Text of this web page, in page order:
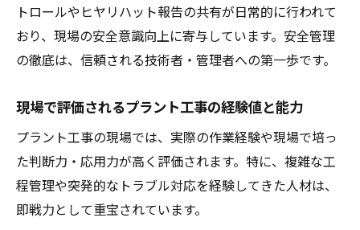
資格取得がプラント工事キャリアに与える
影響
プラント工事で活かせる注目資格と選び方
法
プラント工事の未来を切り拓く資格取得戦
略
キャリアアップを支えるプラント工事の学
び方
トロールやヒヤリハット報告の共有が日常的に行われて
おり、現場の安全意識向上に寄与しています。安全管理
の徹底は、信頼される技術者・管理者への第一歩です。
現場で評価されるプラント工事の経験値と能力
プラント工事の現場では、実際の作業経験や現場で培っ
た判断力・応用力が高く評価されます。特に、複雑な工
程管理や突発的なトラブル対応を経験してきた人材は、
即戦力として重宝されています。